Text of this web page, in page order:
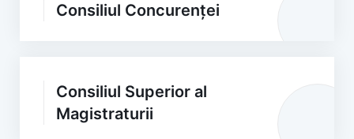
Consiliul Concurenței
Consiliul Superior al
Magistraturii